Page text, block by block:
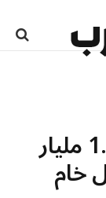
ليبيريا توقّع اتفاقا بقيمة 1.8 مليار
خام